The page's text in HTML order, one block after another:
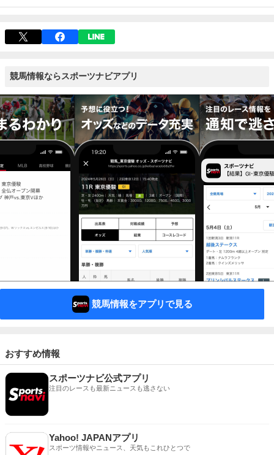
競馬情報ならスポーツナビアプリ
競馬情報をアプリで見る
おすすめ情報
スポーツナビ公式アプリ
注目のレースも最新ニュースも逃さない
Yahoo! JAPANアプリ
スポーツ情報やニュース、天気もこれひとつで